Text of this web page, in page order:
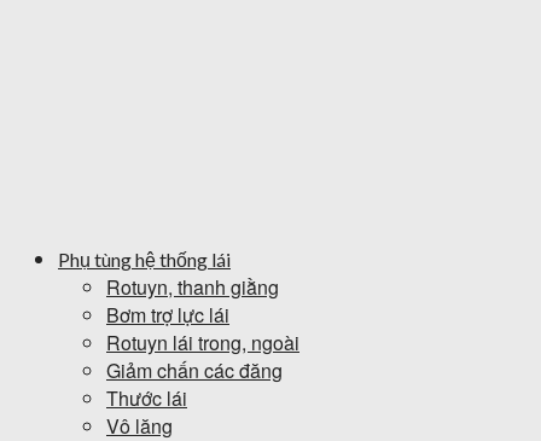
Phụ tùng hệ thống lái
Rotuyn, thanh giằng
Bơm trợ lực lái
Rotuyn lái trong, ngoài
Giảm chấn các đăng
Thước lái
Vô lăng